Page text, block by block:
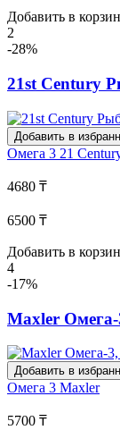
Добавить в
2
-28%
21st Century
Добавить в
Омега 3 21
4680 ₸
6500 ₸
Добавить в
4
-17%
Maxler Омега-
Добавить в
Омега 3 Maxler
5700 ₸